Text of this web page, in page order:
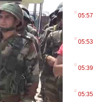
. 05:57
. 05:53
. 05:39
. 05:35